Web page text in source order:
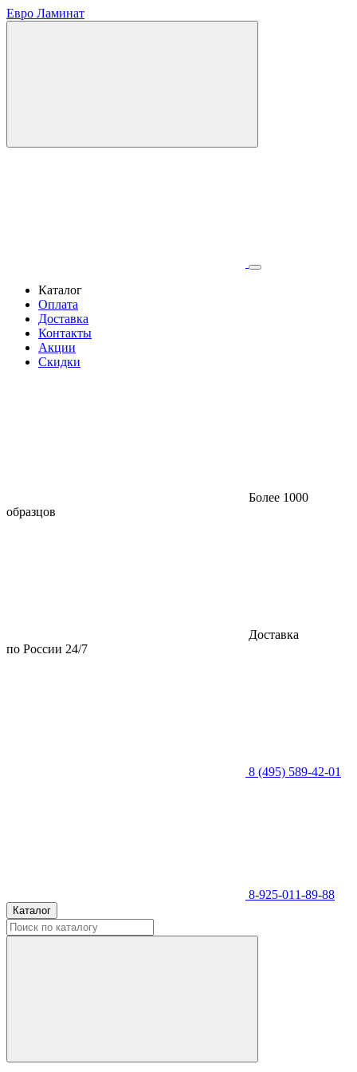
Евро Ламинат
Каталог
Оплата
Доставка
Контакты
Акции
Скидки
Более 1000
образцов
Доставка
по России 24/7
8 (495) 589-42-01
8-925-011-89-88
Каталог